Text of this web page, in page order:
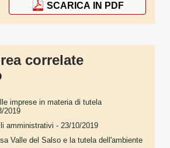
SCARICA IN PDF
correlate
imprese in materia di tutela
2019
amministrativi - 23/10/2019
Valle del Salso e la tutela dell'ambiente